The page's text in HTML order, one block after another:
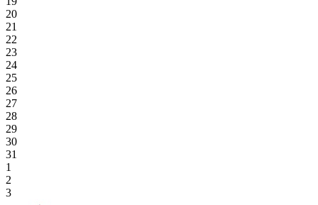
20
21
22
23
24
25
26
27
28
29
30
31
1
2
3